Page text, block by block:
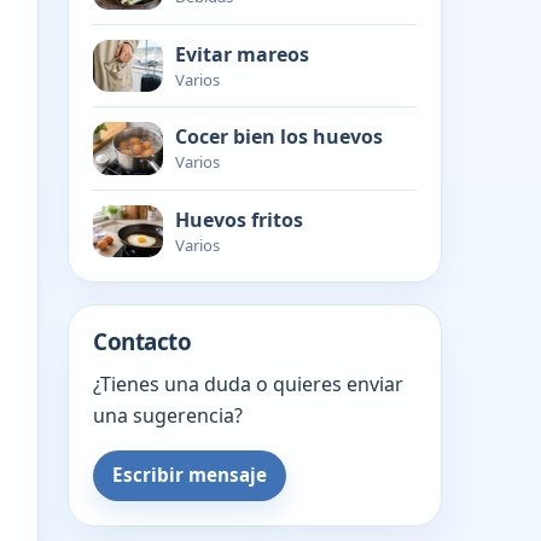
Evitar mareos
Varios
Cocer bien los huevos
Varios
Huevos fritos
Varios
Contacto
¿Tienes una duda o quieres enviar
una sugerencia?
Escribir mensaje